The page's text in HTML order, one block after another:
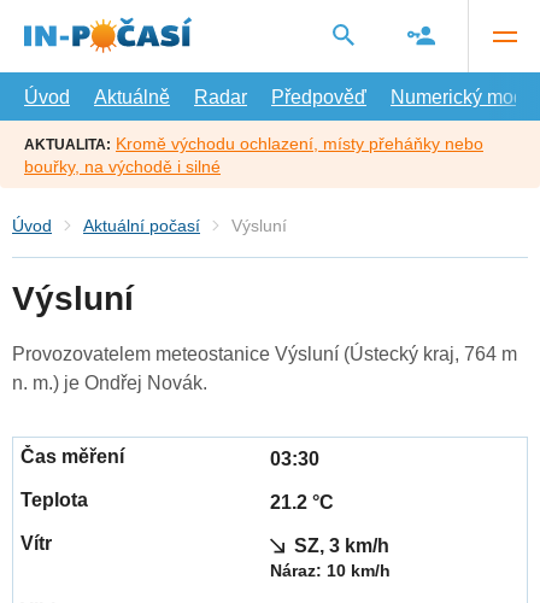
hlavní
Úvod
Aktuálně Radar Předpověď Numerický model
AKTUALITA: Kromě východu ochlazení, místy přeháňky nebo
bouřky, na východě i silné
Úvod Aktuální počasí Výsluní
Výsluní
Provozovatelem meteostanice Výsluní (Ústecký kraj, 764 m
n. m.) je Ondřej Novák.
03:30
21.2 °C
SZ, 3 km/h
Náraz: 10 km/h